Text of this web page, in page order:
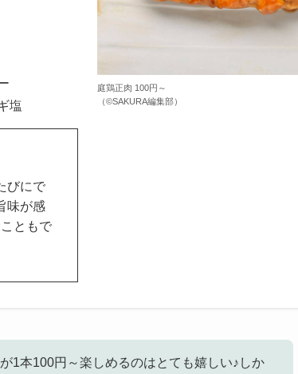
塩
びにで
味が感
ともで
庭鶏正肉 100円～
（©️SAKURA編集部）
1本100円～楽しめるのはとても嬉しい♪しか